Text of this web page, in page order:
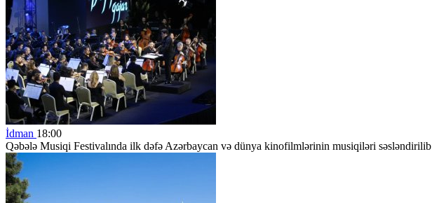
İdman 18:00
Qəbələ Musiqi Festivalında ilk dəfə Azərbaycan və dünya kinofilmlərinin musiqiləri səsləndirilib